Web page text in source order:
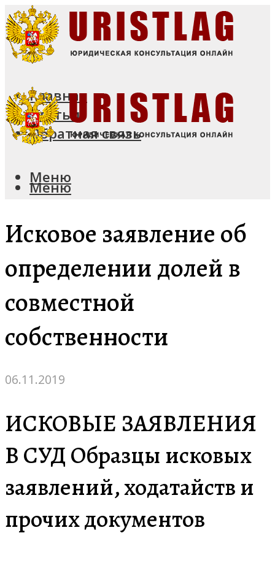
Главная
Статьи
Обратная связь
Меню
Меню
Исковое заявление об
определении долей в
совместной
собственности
06.11.2019
ИСКОВЫЕ ЗАЯВЛЕНИЯ
В СУД Образцы исковых
заявлений, ходатайств и
прочих документов